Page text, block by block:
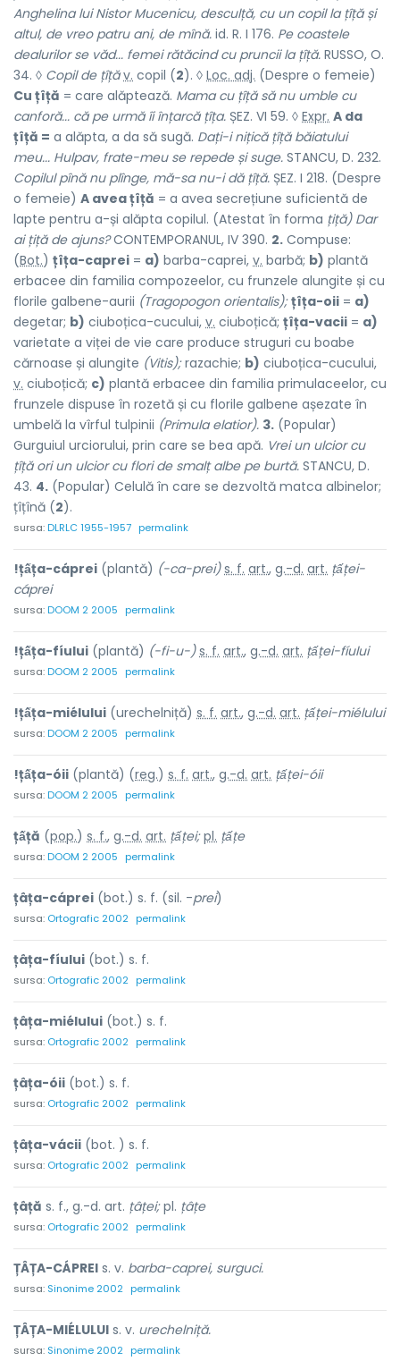
Anghelina lui Nistor Mucenicu, desculță, cu un copil la țîță și
altul, de vreo patru ani, de mînă. id. R. I 176. Pe coastele
dealurilor se văd... femei rătăcind cu pruncii la țîță. RUSSO, O.
34. ◊ Copil de țîță v. copil (2). ◊ Loc. adj. (Despre o femeie)
Cu țîță = care alăptează. Mama cu țîță să nu umble cu
canforă... că pe urmă îi înțarcă țîța. ȘEZ. VI 59. ◊ Expr. A da
țîță = a alăpta, a da să sugă. Dați-i nițică țîță băiatului
meu... Hulpav, frate-meu se repede și suge. STANCU, D. 232.
Copilul pînă nu plînge, mă-sa nu-i dă țîță. ȘEZ. I 218. (Despre
o femeie) A avea țîță = a avea secrețiune suficientă de
lapte pentru a-și alăpta copilul. (Atestat în forma țiță) Dar
ai țiță de ajuns?CONTEMPORANUL, IV 390. 2. Compuse:
(Bot.) țîța-caprei = a) barba-caprei, v. barbă; b) plantă
erbacee din familia compozeelor, cu frunzele alungite și cu
florile galbene-aurii (Tragopogon orientalis); țîța-oii = a)
degetar; b) ciuboțica-cucului, v. ciuboțică; țîța-vacii = a)
varietate a viței de vie care produce struguri cu boabe
cărnoase și alungite (Vitis);razachie; b) ciuboțica-cucului,
v. ciuboțică; c) plantă erbacee din familia primulaceelor, cu
frunzele dispuse în rozetă și cu florile galbene așezate în
umbelă la vîrful tulpinii (Primula elatior). 3. (Popular)
Gurguiul urciorului, prin care se bea apă. Vrei un ulcior cu
țîță ori un ulcior cu flori de smalț albe pe burtă. STANCU, D.
43. 4. (Popular) Celulă în care se dezvoltă matca albinelor;
țîțînă (2).
sursa:DLRLC 1955-1957 permalink
!țấța-cáprei (plantă) (-ca-prei) s. f. art., g.-d. art. țấței-
cáprei
sursa:DOOM 2 2005 permalink
!țấța-fíului (plantă) (-fi-u-) s. f. art., g.-d. art. țấței-fíului
sursa:DOOM 2 2005 permalink
!țấța-miélului (urechelniță) s. f. art., g.-d. art. țấței-miélului
sursa:DOOM 2 2005 permalink
!țấța-óii (plantă) (reg.) s. f. art., g.-d. art. țấței-óii
sursa:DOOM 2 2005 permalink
țấță (pop.) s. f., g.-d. art. țấței; pl. țấțe
sursa:DOOM 2 2005 permalink
țâța-cáprei (bot.) s. f. (sil. -prei)
sursa: Ortografic 2002 permalink
țâța-fíului (bot.) s. f.
sursa: Ortografic 2002 permalink
țâța-miélului (bot.) s. f.
sursa: Ortografic 2002 permalink
țâța-óii (bot.) s. f.
sursa: Ortografic 2002 permalink
țâța-vácii (bot. ) s. f.
sursa: Ortografic 2002 permalink
țâță s. f., g.-d. art. țâței;pl. țâțe
sursa: Ortografic 2002 permalink
ȚÂȚA-CÁPREI s. v. barba-caprei, surguci.
sursa: Sinonime 2002 permalink
ȚÂȚA-MIÉLULUI s. v. urechelniță.
sursa: Sinonime 2002 permalink